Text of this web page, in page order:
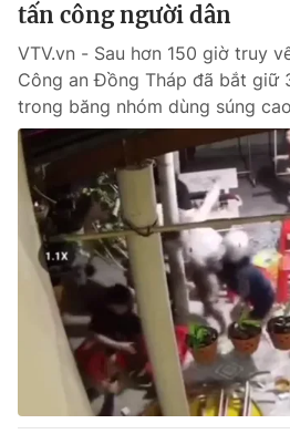
tấn công người dân
VTV.vn - Sau hơn 150 giờ truy
Công an Đồng Tháp đã bắt giữ
trong băng nhóm dùng súng